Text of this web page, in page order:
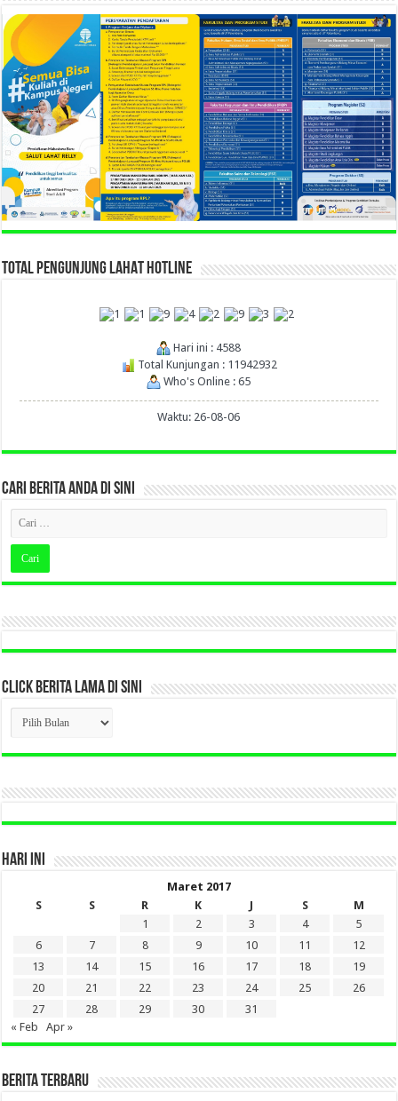
TOTAL PENGUNJUNG LAHAT HOTLINE
Hari ini : 4588
Total Kunjungan : 11942932
Who's Online : 65
Waktu: 26-08-06
CARI BERITA ANDA DI SINI
CLICK BERITA LAMA DI SINI
CLICK
BERITA
LAMA
DI
HARI INI
Maret 2017
S
S R K J S
M
1
2 3 4
5
6
7 8 9 10 11
12
13
14 15 16 17 18
19
20
21 22 23 24 25
26
27
28 29 30
31
« Feb
Apr »
BERITA TERBARU